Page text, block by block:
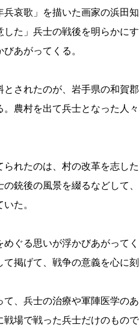
哀歌」を描いた画家の浜田
た」兵士の戦後を明らかに
あがってくる。
されたのが、岩手県の和賀
農村を出て兵士となった人
れたのは、村の改革を志し
銃後の風景を綴るなどして
た。
ぐる思いが浮かびあがって
掲げて、戦争の意義を心に
、兵士の治療や軍陣医学の
場で戦った兵士だけのもの